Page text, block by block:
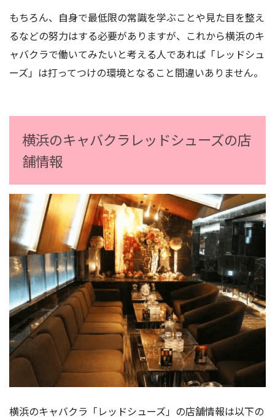
もちろん、自身で最低限の常識を学ぶことや見た目を整え
るなどの努力はする必要がありますが、これから横浜のキ
ャバクラで働いてみたいと考える人であれば「レッドシュ
ーズ」は打ってつけの環境となること間違いありません。
横浜のキャバクラレッドシューズの店
舗情報
横浜のキャバクラ「レッドシューズ」の店舗情報は以下の